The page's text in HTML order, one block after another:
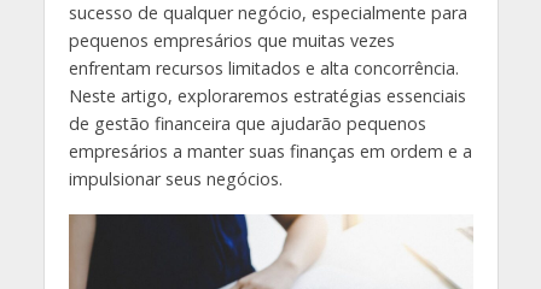
sucesso de qualquer negócio, especialmente para
pequenos empresários que muitas vezes
enfrentam recursos limitados e alta concorrência.
Neste artigo, exploraremos estratégias essenciais
de gestão financeira que ajudarão pequenos
empresários a manter suas finanças em ordem e a
impulsionar seus negócios.